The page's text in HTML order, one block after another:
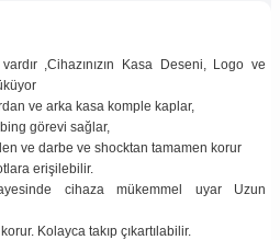
,Cihazınızın Kasa Deseni, Logo ve
ve arka kasa komple kaplar,
görevi sağlar,
ve darbe ve shocktan tamamen korur
erişilebilir.
cihaza mükemmel uyar Uzun
Kolayca takıp çıkartılabilir.